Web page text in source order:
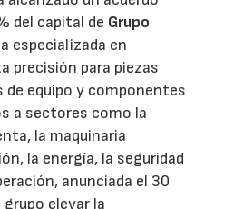
del capital de Grupo
especializada en
precisión para piezas
equipo y componentes
a sectores como la
la maquinaria
la energía, la seguridad
anunciada el 30
elevar la